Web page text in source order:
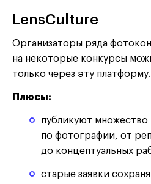
LensCulture
Организаторы ряда
на некоторые конкурсы
только через эту платформу.
Плюсы:
публикуют множество
по фотографии, от
до концептуальных
старые заявки